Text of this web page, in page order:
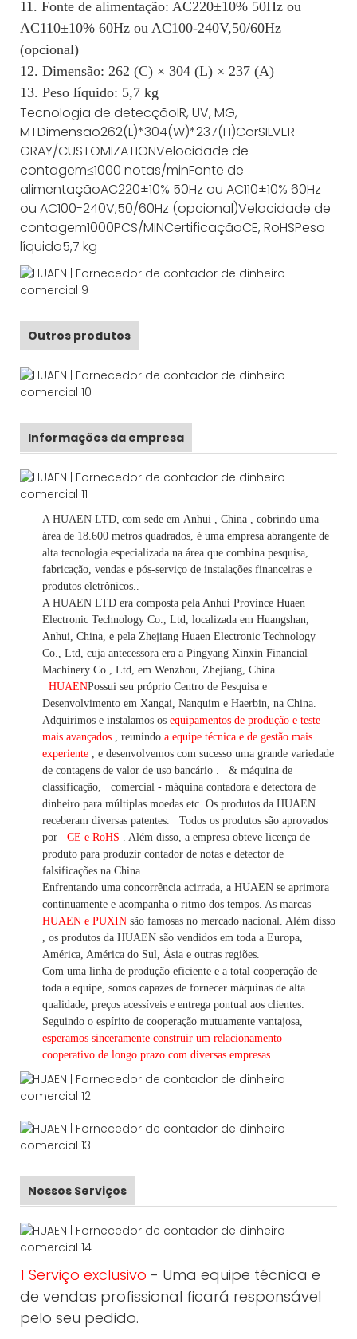
11. Fonte de alimentação: AC220±10% 50Hz ou
AC110±10% 60Hz ou AC100-240V,50/60Hz
(opcional)
12. Dimensão: 262 (C) × 304 (L) × 237 (A)
13. Peso líquido: 5,7 kg
Tecnologia de detecçãoIR, UV, MG,
MTDimensão262(L)*304(W)*237(H)CorSILVER
GRAY/CUSTOMIZATIONVelocidade de
contagem≤1000 notas/minFonte de
alimentaçãoAC220±10% 50Hz ou AC110±10% 60Hz
ou AC100-240V,50/60Hz (opcional)Velocidade de
contagem1000PCS/MINCertificaçãoCE, RoHSPeso
líquido5,7 kg
Outros produtos
Informações da empresa
A HUAEN LTD, com sede em Anhui , China
, cobrindo uma
área de 18.600 metros quadrados, é uma empresa abrangente de
alta tecnologia especializada na área que combina pesquisa,
fabricação, vendas e pós-serviço de instalações financeiras e
produtos eletrônicos.
A HUAEN LTD era composta pela Anhui Province Huaen
Electronic Technology Co., Ltd, localizada em Huangshan,
Anhui, China, e pela Zhejiang Huaen Electronic Technology
Co., Ltd, cuja antecessora era a Pingyang Xinxin Financial
Machinery Co., Ltd, em Wenzhou, Zhejiang, China.
HUAENPossui seu próprio Centro de Pesquisa e
Desenvolvimento em Xangai, Nanquim e Haerbin, na China.
Adquirimos e instalamos os equipamentos de produção e teste
mais avançados , reunindo a equipe técnica e de gestão mais
experiente
e desenvolvemos com sucesso uma grande variedade
de contagens de valor de uso bancário
& máquina de
classificação,
comercial - máquina contadora e detectora de
dinheiro para múltiplas moedas etc. Os produtos da HUAEN
receberam diversas patentes.
Todos os produtos são aprovados
por
CE e RoHS . Além disso, a empresa obteve licença de
produto para produzir contador de notas e detector de
falsificações na China.
Enfrentando uma concorrência acirrada, a HUAEN se aprimora
continuamente e acompanha o ritmo dos tempos. As marcas
HUAEN e PUXIN são famosas no mercado nacional. Além disso
os produtos da HUAEN são vendidos em toda a Europa,
América, América do Sul, Ásia e outras regiões.
Com uma linha de produção eficiente e a total cooperação de
toda a equipe, somos capazes de fornecer máquinas de alta
qualidade, preços acessíveis e entrega pontual aos clientes.
Seguindo o espírito de cooperação mutuamente vantajosa,
esperamos sinceramente construir um relacionamento
cooperativo de longo prazo com diversas empresas.
Nossos Serviços
1 Serviço exclusivo - Uma equipe técnica e
de vendas profissional ficará responsável
pelo seu pedido.